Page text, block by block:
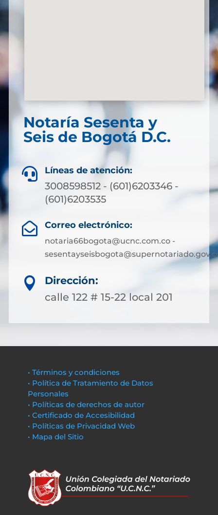
Notaría Sesenta y
Seis de Bogotá D.C.
 Líneas de atención:
3008598512 - (601)6203346 -
(601)6203535
 Correo electrónico:
notaria66bogota@ucnc.com.co -

Dirección:
calle 122 # 15-22 local 201
• Términos y condiciones
• Política de Tratamiento de Datos
Personales
• Políticas de derechos de autor
• Certificado de Accesibilidad
• Políticas de Privacidad Web
• Mapa del Sitio